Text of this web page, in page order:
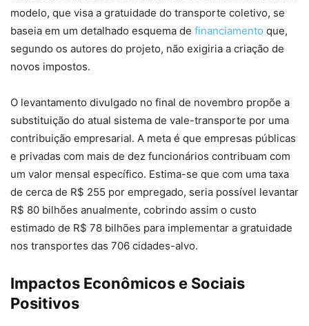
modelo, que visa a gratuidade do transporte coletivo, se
baseia em um detalhado esquema de financiamento que,
segundo os autores do projeto, não exigiria a criação de
novos impostos.
O levantamento divulgado no final de novembro propõe a
substituição do atual sistema de vale-transporte por uma
contribuição empresarial. A meta é que empresas públicas
e privadas com mais de dez funcionários contribuam com
um valor mensal específico. Estima-se que com uma taxa
de cerca de R$ 255 por empregado, seria possível levantar
R$ 80 bilhões anualmente, cobrindo assim o custo
estimado de R$ 78 bilhões para implementar a gratuidade
nos transportes das 706 cidades-alvo.
Impactos Econômicos e Sociais
Positivos